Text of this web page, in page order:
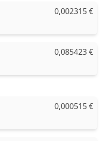
0,002315€
0,085423€
0,000515€